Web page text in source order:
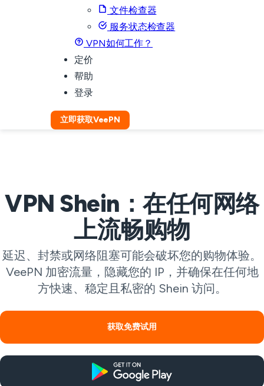
文件检查器
服务状态检查器
VPN如何工作？
定价
帮助
登录
立即获取VeePN
VPN Shein：在任何网络
上流畅购物
延迟、封禁或网络阻塞可能会破坏您的购物体验。
VeePN 加密流量，隐藏您的 IP，并确保在任何地
方快速、稳定且私密的 Shein 访问。
获取免费试用